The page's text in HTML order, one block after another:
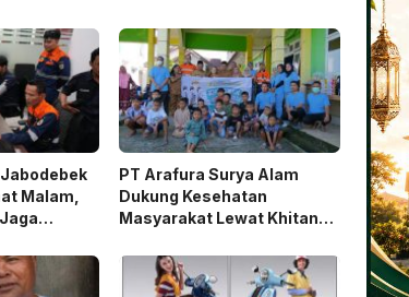
Malam,
PT Arafura Surya Alam
Dukung Kesehatan
Masyarakat Lewat Khitanan